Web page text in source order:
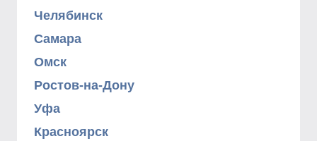
Челябинск
Самара
Омск
Ростов-на-Дону
Уфа
Красноярск